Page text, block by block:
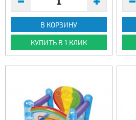
В КОРЗИНУ
КУПИТЬ В 1 КЛИК